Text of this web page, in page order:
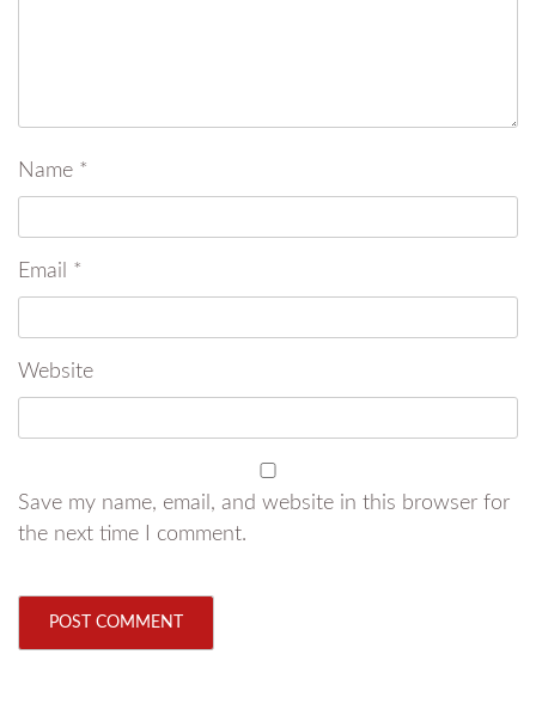
Name *
Email *
Website
Save my name, email, and website in this browser for
the next time I comment.